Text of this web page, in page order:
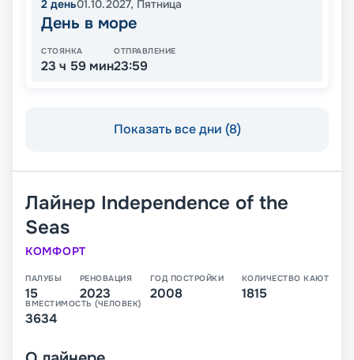
2 день01.10.2027, Пятница
День в море
СТОЯНКА
23 ч 59 мин
ОТПРАВЛЕНИЕ
23:59
Показать все дни (8)
Лайнер Independence of the
Seas
КОМФОРТ
ПАЛУБЫ
15
РЕНОВАЦИЯ
2023
ГОД ПОСТРОЙКИ
2008
КОЛИЧЕСТВО КАЮТ
1815
ВМЕСТИМОСТЬ (ЧЕЛОВЕК)
3634